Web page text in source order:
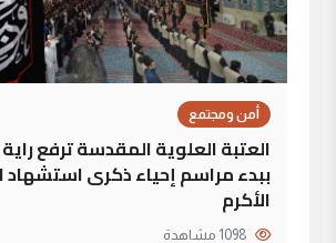
أمن ومجتمع
العتبة العلوية المقدسة ترفع راية
ببدء مراسم إحياء ذكرى استشهاد
الأكرم